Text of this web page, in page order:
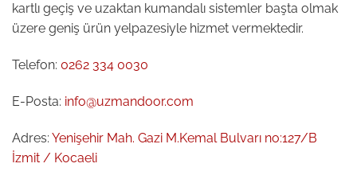
kartlı geçiş ve uzaktan kumandalı sistemler başta olmak
üzere geniş ürün yelpazesiyle hizmet vermektedir.
Telefon: 0262 334 0030
E-Posta: info@uzmandoor.com
Adres: Yenişehir Mah. Gazi M.Kemal Bulvarı no:127/B
İzmit / Kocaeli